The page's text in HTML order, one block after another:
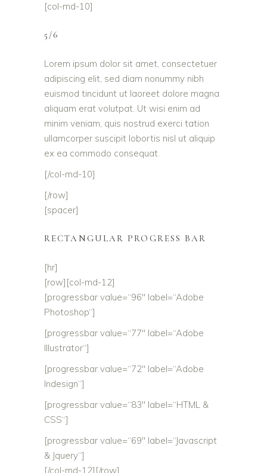
[col-md-10]
5/6
Lorem ipsum dolor sit amet, consectetuer
adipiscing elit, sed diam nonummy nibh
euismod tincidunt ut laoreet dolore magna
aliquam erat volutpat. Ut wisi enim ad
minim veniam, quis nostrud exerci tation
ullamcorper suscipit lobortis nisl ut aliquip
ex ea commodo consequat.
[/col-md-10]
[/row]
[spacer]
RECTANGULAR PROGRESS BAR
[hr]
[row][col-md-12]
[progressbar value=“96″ label=“Adobe
Photoshop“]
[progressbar value=“77″ label=“Adobe
Illustrator“]
[progressbar value=“72″ label=“Adobe
Indesign“]
[progressbar value=“83″ label=“HTML &
CSS“]
[progressbar value=“69″ label=“Javascript
& Jquery“]
[/col-md-12][/row]